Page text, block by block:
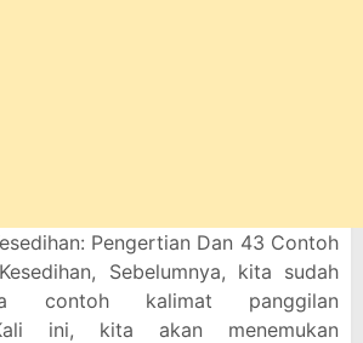
Pengertian Dan 43 Contoh
Sebelumnya, kita sudah
contoh kalimat panggilan
ini, kita akan menemukan